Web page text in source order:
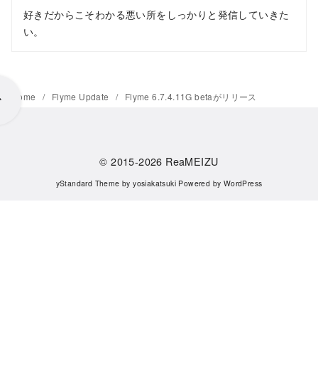
好きだからこそわかる悪い所をしっかりと発信していきた
い。
Home Flyme Update Flyme 6.7.4.11G betaがリリース
© 2015-2026 ReaMEIZU
yStandard Theme byyosiakatsuki Powered by WordPress